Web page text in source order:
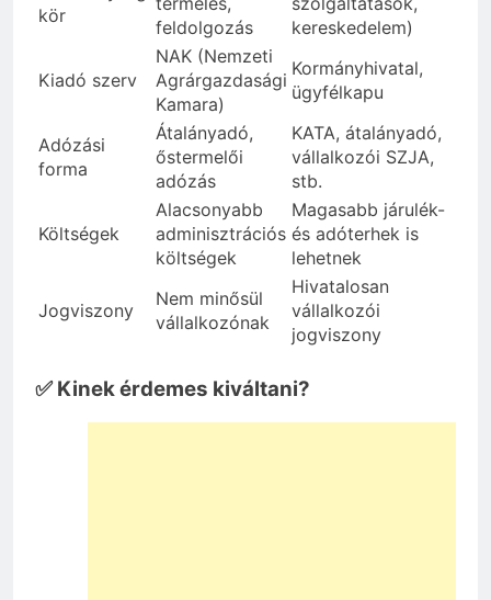
kör
feldolgozás
kereskedelem)
Kiadó szerv
NAK (Nemzeti
Agrárgazdasági
Kamara)
Kormányhivatal,
ügyfélkapu
Adózási
forma
Átalányadó,
őstermelői
adózás
KATA, átalányadó,
vállalkozói SZJA,
stb.
Költségek
Alacsonyabb
adminisztrációs
költségek
Magasabb járulék-
és adóterhek is
lehetnek
Jogviszony
Nem minősül
vállalkozónak
Hivatalosan
vállalkozói
jogviszony
✅ Kinek érdemes kiváltani?